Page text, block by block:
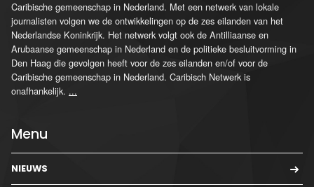
Caribische gemeenschap in Nederland. Met een netwerk van lokale
journalisten volgen we de ontwikkelingen op de zes eilanden van het
Nederlandse Koninkrijk. Het netwerk volgt ook de Antilliaanse en
Arubaanse gemeenschap in Nederland en de politieke besluitvorming in
Den Haag die gevolgen heeft voor de zes eilanden en/of voor de
Caribische gemeenschap in Nederland. Caribisch Netwerk is
onafhankelijk. ...
Menu
NIEUWS